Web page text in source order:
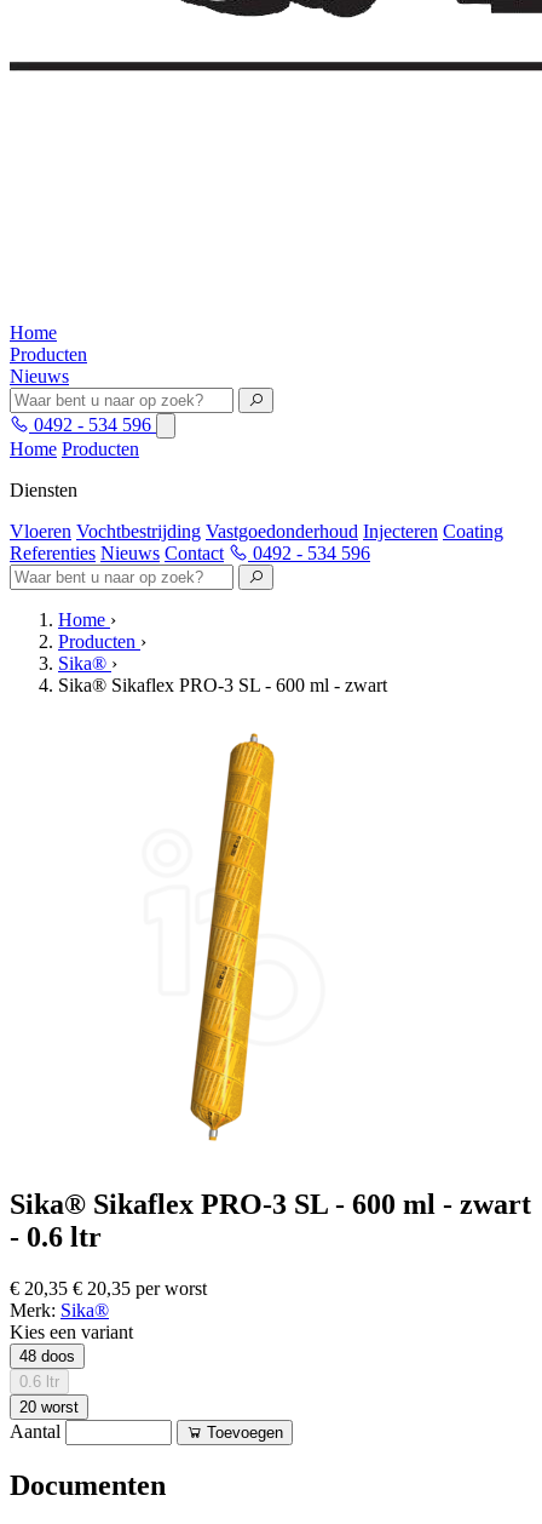
Home
Producten
Nieuws
0492 - 534 596
Home Producten
Diensten
Vloeren Vochtbestrijding Vastgoedonderhoud Injecteren Coating
Referenties Nieuws Contact 0492 - 534 596
Home ›
Producten ›
Sika® ›
Sika® Sikaflex PRO-3 SL - 600 ml - zwart
Sika® Sikaflex PRO-3 SL - 600 ml - zwart
- 0.6 ltr
€ 20,35 € 20,35 per worst
Merk: Sika®
Kies een variant
48 doos
0.6 ltr
20 worst
Aantal Toevoegen
Documenten